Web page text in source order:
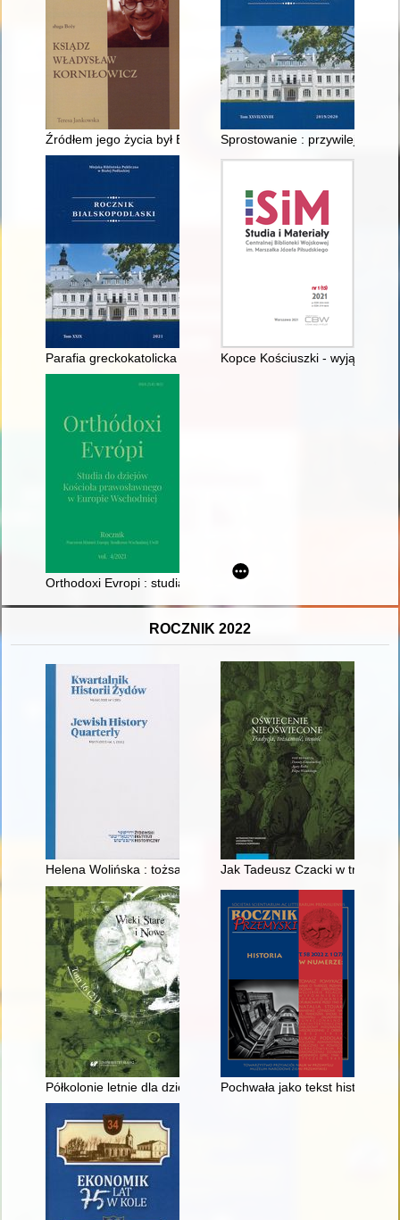
Źródłem jego życia był Bóg : Sługa Boży ksiądz Władysław
Sprostowanie : przywilej króla
Parafia greckokatolicka w Hrudzie (1666-1875) : przyczynek
Kopce Kościuszki - wyjątkowa
Orthodoxi Evropi : studia do dziejów Kościoła
ROCZNIK 2022
Helena Wolińska : tożsamościowe i polityczne dylematy
Jak Tadeusz Czacki w trosce o
Półkolonie letnie dla dzieci jako forma wypoczynku w mieście
Pochwała jako tekst